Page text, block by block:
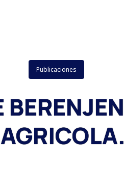
Publicaciones